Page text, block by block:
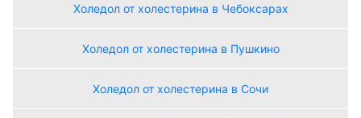
Холедол от холестерина в Чебоксарах
Холедол от холестерина в Пушкино
Холедол от холестерина в Сочи